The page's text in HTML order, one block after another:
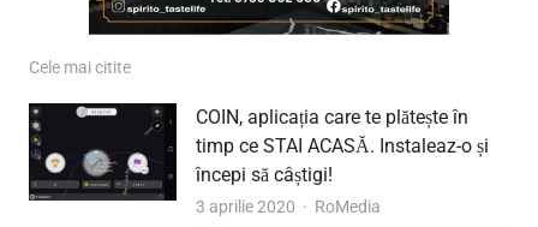
Cele mai citite
COIN, aplicația care te plătește în
timp ce STAI ACASĂ. Instaleaz-o și
începi să câștigi!
3 aprilie 2020 Author
RoMedia